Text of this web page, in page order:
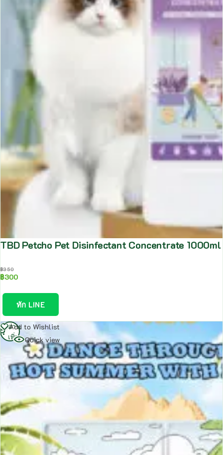
TBD Petcho Pet Disinfectant Concentrate
฿350
฿300
ทัก LINE
Add to Wishlist
Quick view
อ่าน
เพิ่ม